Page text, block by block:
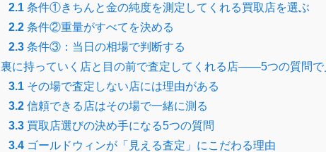
2.1 条件①きちんと金の純度を測定してくれる買取店を選ぶ
2.2 条件②重量がすべてを決める
2.3 条件③：当日の相場で判断する
裏に持っていく店と目の前で査定してくれる店――5つの質問で
3.1 その場で査定しない店には理由がある
3.2 信頼できる店はその場で一緒に測る
3.3 買取店選びの決め手になる5つの質問
3.4 ゴールドウィンが「見える査定」にこだわる理由